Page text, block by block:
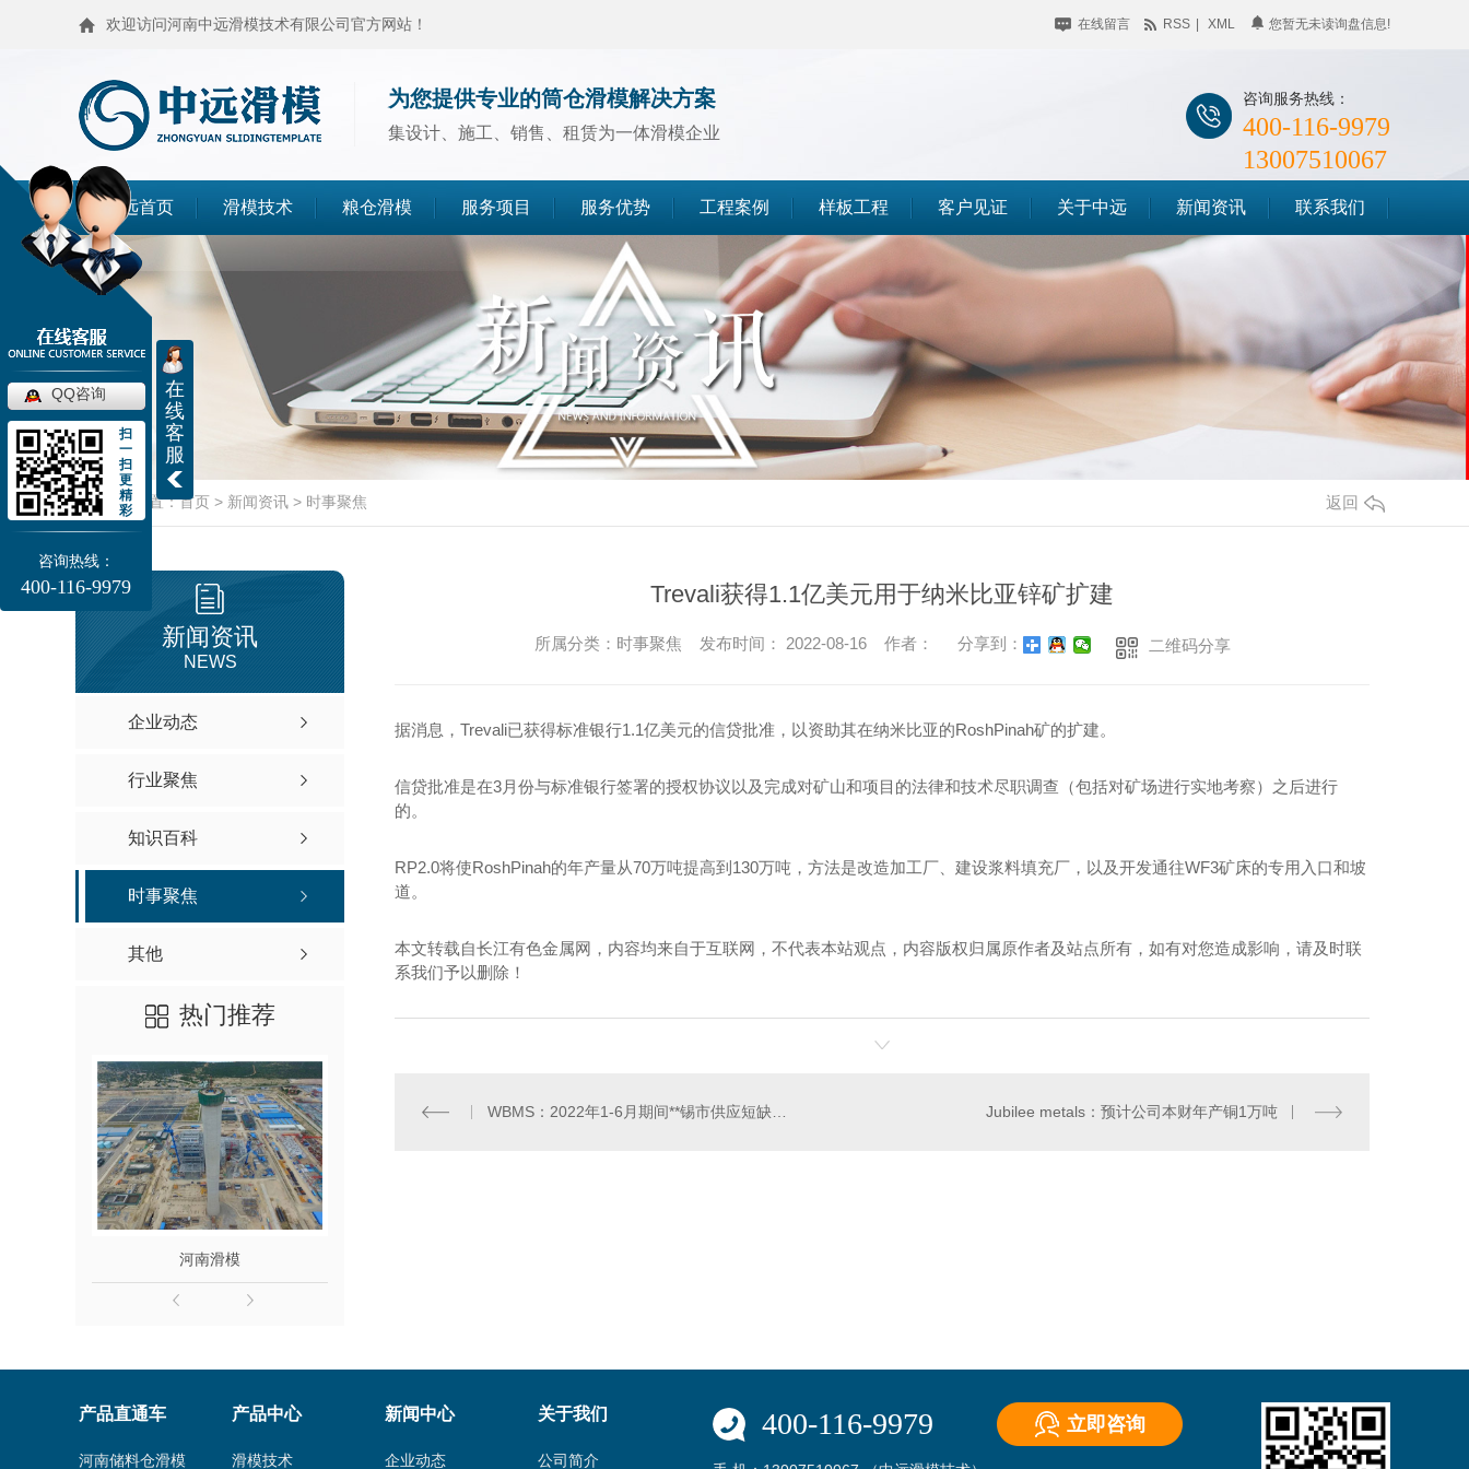
欢迎访问河南中远滑模技术有限公司官方网站！ 您暂无未读询盘信息!
在线留言 RSS XML
为您提供专业的筒仓滑模解决方案
集设计、施工、销售、租赁为一体滑模企业
咨询服务热线：
400-116-9979
13007510067
中远首页 滑模技术 粮仓滑模 服务项目
滑模技术 煤仓滑模 储料仓滑模
麦仓滑模 浅圆仓滑模 水泥仓滑模 筒仓滑模
造粒塔滑模 烟囱滑模
高塔滑模 筒仓封顶
服务优势 工程案例 样板工程 客户见证 关于中远
公司简介
荣誉资质
新闻资讯
知识百科
联系我们
当前位置：首页 > 新闻资讯 > 时事聚焦 返回
新闻资讯
NEWS
企业动态
行业聚焦
知识百科
时事聚焦
其他
热门推荐
河南滑模
Trevali获得1.1亿美元用于纳米比亚锌矿扩建
所属分类：时事聚焦 发布时间： 2022-08-16 作者： 分享到： 二维码分享
据消息，Trevali已获得标准银行1.1亿美元的信贷批准，以资助其在纳米比亚的RoshPinah矿的扩建。
信贷批准是在3月份与标准银行签署的授权协议以及完成对矿山和项目的法律和技术尽职调查（包括对矿场进行实地考察）之后进行
的。
RP2.0将使RoshPinah的年产量从70万吨提高到130万吨，方法是改造加工厂、建设浆料填充厂，以及开发通往WF3矿床的专用入口和坡
道。
本文转载自长江有色金属网，内容均来自于互联网，不代表本站观点，内容版权归属原作者及站点所有，如有对您造成影响，请及时联
系我们予以删除！
WBMS：2022年1-6月期间**锡市供应短缺6,000吨 Jubilee metals：预计公司本财年产铜1万吨
产品直通车
河南储料仓滑模
产品中心
滑模技术
新闻中心
企业动态
关于我们
公司简介
400-116-9979 立即咨询
在
线
客
服
QQ咨询
扫
一
扫
更
精
彩
咨询热线：
400-116-9979